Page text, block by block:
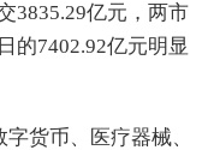
亿元，两市
的7402.92亿元明显
货币、医疗器械、